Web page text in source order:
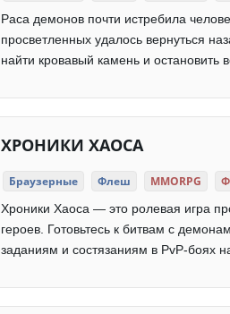
Раса демонов почти истребила
просветленных удалось вернуться
найти кровавый камень и остановить
ХРОНИКИ ХАОСА
Браузерные Флеш MMORPG
Хроники Хаоса — это ролевая игра
героев. Готовьтесь к битвам с
заданиям и состязаниям в PvP-боях